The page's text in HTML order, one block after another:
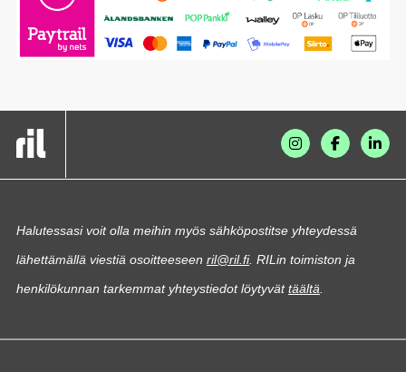
Halutessasi voit olla meihin myös sähköpostitse yhteydessä
lähettämällä viestiä osoitteeseen ril@ril.fi. RILin toimiston ja
henkilökunnan tarkemmat yhteystiedot löytyvättäältä